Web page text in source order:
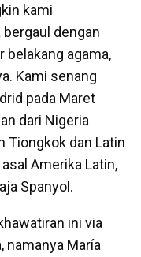
kami
dengan
belakang agama,
Kami senang
pada Maret
dari Nigeria
Tiongkok dan Latin
Amerika Latin,
Spanyol.
ini via
namanya María